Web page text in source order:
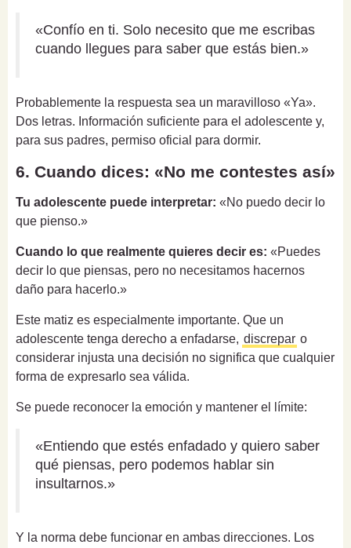
«Confío en ti. Solo necesito que me escribas
cuando llegues para saber que estás bien.»
Probablemente la respuesta sea un maravilloso «Ya».
Dos letras. Información suficiente para el adolescente y,
para sus padres, permiso oficial para dormir.
6. Cuando dices: «No me contestes así»
Tu adolescente puede interpretar: «No puedo decir lo
que pienso.»
Cuando lo que realmente quieres decir es: «Puedes
decir lo que piensas, pero no necesitamos hacernos
daño para hacerlo.»
Este matiz es especialmente importante. Que un
adolescente tenga derecho a enfadarse, discrepar o
considerar injusta una decisión no significa que cualquier
forma de expresarlo sea válida.
Se puede reconocer la emoción y mantener el límite:
«Entiendo que estés enfadado y quiero saber
qué piensas, pero podemos hablar sin
insultarnos.»
Y la norma debe funcionar en ambas direcciones. Los